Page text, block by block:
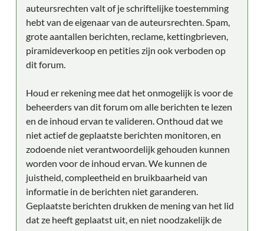
auteursrechten valt of je schriftelijke toestemming
hebt van de eigenaar van de auteursrechten. Spam,
grote aantallen berichten, reclame, kettingbrieven,
piramideverkoop en petities zijn ook verboden op
dit forum.
Houd er rekening mee dat het onmogelijk is voor de
beheerders van dit forum om alle berichten te lezen
en de inhoud ervan te valideren. Onthoud dat we
niet actief de geplaatste berichten monitoren, en
zodoende niet verantwoordelijk gehouden kunnen
worden voor de inhoud ervan. We kunnen de
juistheid, compleetheid en bruikbaarheid van
informatie in de berichten niet garanderen.
Geplaatste berichten drukken de mening van het lid
dat ze heeft geplaatst uit, en niet noodzakelijk de